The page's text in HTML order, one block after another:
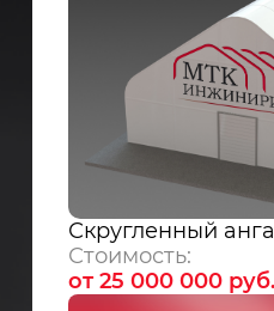
Скругленный
Стоимость:
от 25 000 000 руб.